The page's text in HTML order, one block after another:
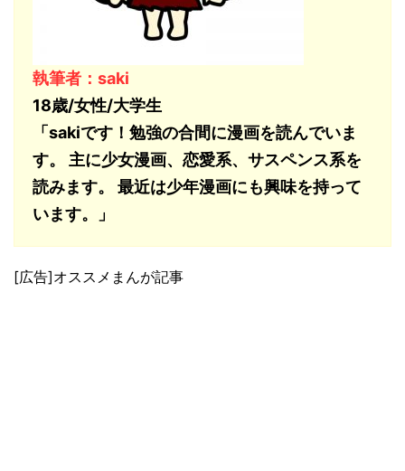
執筆者：saki
18歳/女性/大学生
「sakiです！勉強の合間に漫画を読んでいま
す。 主に少女漫画、恋愛系、サスペンス系を
読みます。 最近は少年漫画にも興味を持って
います。」
[広告]オススメまんが記事